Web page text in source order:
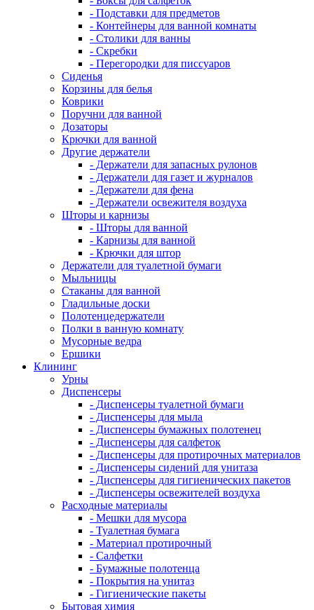
- Подставки для предметов
- Контейнеры для ванной комнаты
- Столики для ванны
- Скребки
- Перегородки для писсуаров
Сиденья
Корзины для белья
Коврики
Поручни для ванной
Дозаторы
Крючки для ванной
Другие держатели
- Держатели для запасных рулонов
- Держатели для газет и журналов
- Держатели для фена
- Держатели освежителя воздуха
Шторы и карнизы
- Шторы для ванной
- Карнизы для ванной
- Крючки для штор
Держатели для туалетной бумаги
Мыльницы
Стаканы для ванной
Гладильные доски
Полотенцедержатели
Полки в ванную комнату
Мусорные ведра
Ершики
Клининг
Урны
Диспенсеры
- Диспенсеры туалетной бумаги
- Диспенсеры для мыла
- Диспенсеры бумажных полотенец
- Диспенсеры для салфеток
- Диспенсеры для протирочных материалов
- Диспенсеры сидений для унитаза
- Диспенсеры для гигиенических пакетов
- Диспенсеры освежителей воздуха
Расходные материалы
- Мешки для мусора
- Туалетная бумага
- Материал протирочный
- Салфетки
- Бумажные полотенца
- Покрытия на унитаз
- Гигиенические пакеты
Бытовая химия